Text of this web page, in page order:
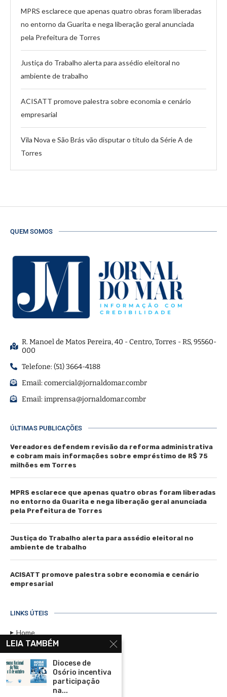
MPRS esclarece que apenas quatro obras foram liberadas
no entorno da Guarita e nega liberação geral anunciada
pela Prefeitura de Torres
Justiça do Trabalho alerta para assédio eleitoral no
ambiente de trabalho
ACISATT promove palestra sobre economia e cenário
empresarial
Vila Nova e São Brás vão disputar o título da Série A de
Torres
QUEM SOMOS
R. Manoel de Matos Pereira, 40 - Centro, Torres - RS, 95560-
000
Telefone: (51) 3664-4188
Email:comercial@jornaldomar.combr
Email:imprensa@jornaldomar.combr
ÚLTIMAS PUBLICAÇÕES
Vereadores defendem revisão da reforma administrativa
e cobram mais informações sobre empréstimo de R$ 75
milhões em Torres
MPRS esclarece que apenas quatro obras foram liberadas
no entorno da Guarita e nega liberação geral anunciada
pela Prefeitura de Torres
Justiça do Trabalho alerta para assédio eleitoral no
ambiente de trabalho
ACISATT promove palestra sobre economia e cenário
empresarial
LINKS ÚTEIS
Home
Assinar
Contato
Política de Privacidade
Rádio Maristela - Ao Vivo
LEIA TAMBÉM
Diocese de
Osório incentiva
participação
na...